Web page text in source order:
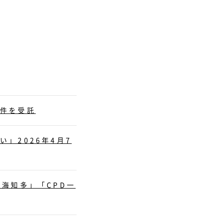
を受託
い」2026年4月7
知多」「CPD一